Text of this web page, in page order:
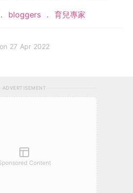
bloggers 育兒專家
on 27 Apr 2022
的育兒知識。截至 2020年，受惠的兒
過37, 000人，受惠團體及機構超過40
ADVERTISEMENT
Content